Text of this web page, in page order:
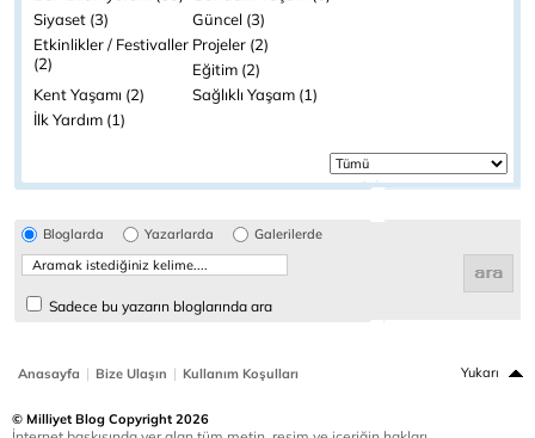
Siyaset (3)
Güncel (3)
Etkinlikler / Festivaller
(2)
Projeler (2)
Eğitim (2)
Kent Yaşamı (2)
Sağlıklı Yaşam (1)
İlk Yardım (1)
Bloglarda Yazarlarda Galerilerde
Sadece bu yazarın bloglarında ara
Anasayfa | Bize Ulaşın | Kullanım Koşulları Yukarı
© Milliyet Blog Copyright 2026